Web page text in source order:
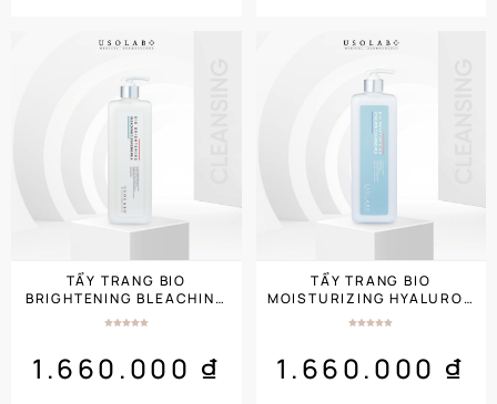
TẨY TRANG BIO
BRIGHTENING BLEACHING
CLEANSING MILK
1.660.000 ₫
TẨY TRANG BIO
MOISTURIZING HYALURON
CLEANSING MILK
1.660.000 ₫